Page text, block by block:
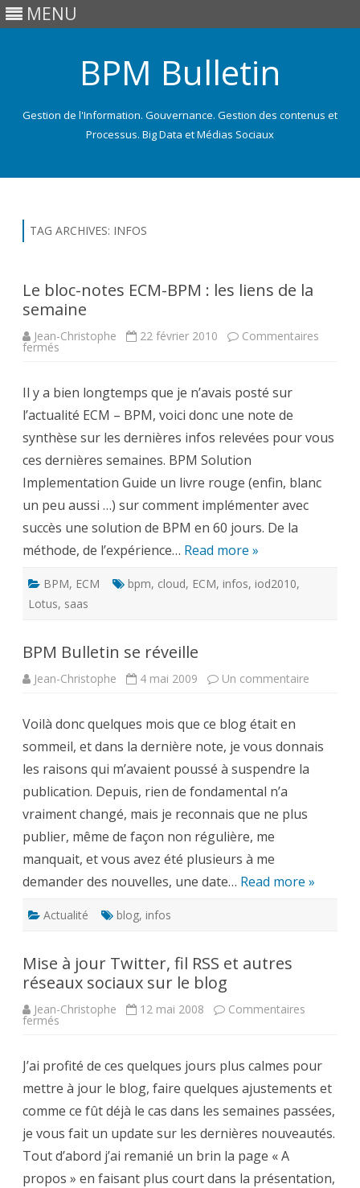
MENU
BPM Bulletin
Gestion de l'Information. Gouvernance. Gestion des contenus et
Processus. Big Data et Médias Sociaux
TAG ARCHIVES: INFOS
Le bloc-notes ECM-BPM : les liens de la
semaine
Jean-Christophe 22 février 2010 Commentaires
fermés
ECM-
BPM
:
les
liens
de
la
semaine
Il y a bien longtemps que je n’avais posté sur
l’actualité ECM – BPM, voici donc une note de
synthèse sur les dernières infos relevées pour vous
ces dernières semaines. BPM Solution
Implementation Guide un livre rouge (enfin, blanc
un peu aussi …) sur comment implémenter avec
succès une solution de BPM en 60 jours. De la
méthode, de l’expérience… Read more »
BPM, ECM bpm, cloud, ECM, infos, iod2010,
Lotus, saas
BPM Bulletin se réveille
Jean-Christophe 4 mai 2009 Un commentaire
Voilà donc quelques mois que ce blog était en
sommeil, et dans la dernière note, je vous donnais
les raisons qui m’avaient poussé à suspendre la
publication. Depuis, rien de fondamental n’a
vraiment changé, mais je reconnais que ne plus
publier, même de façon non régulière, me
manquait, et vous avez été plusieurs à me
demander des nouvelles, une date… Read more »
Actualité blog, infos
Mise à jour Twitter, fil RSS et autres
réseaux sociaux sur le blog
Jean-Christophe 12 mai 2008 Commentaires
fermés
Twitter,
fil
RSS
et
autres
réseaux
sociaux
sur
le
blog
J’ai profité de ces quelques jours plus calmes pour
mettre à jour le blog, faire quelques ajustements et
comme ce fût déjà le cas dans les semaines passées,
je vous fait un update sur les dernières nouveautés.
Tout d’abord j’ai remanié un brin la page « A
propos » en faisant plus court dans la présentation,